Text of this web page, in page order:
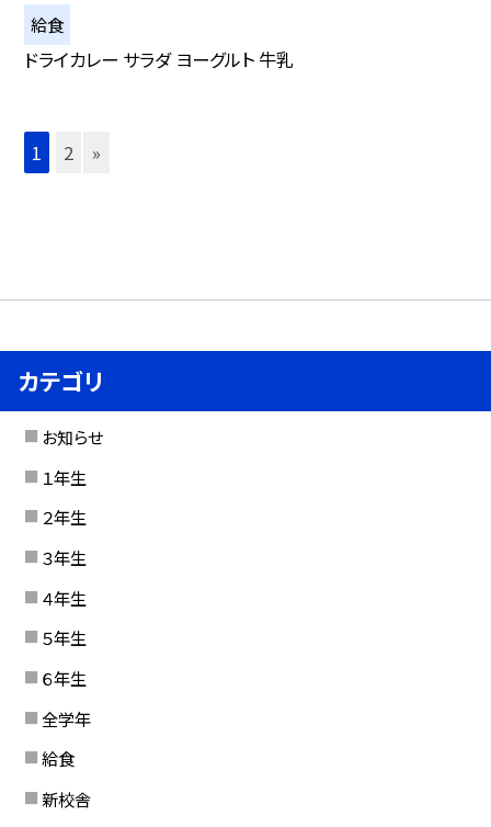
給食
ドライカレー サラダ ヨーグルト 牛乳
1 2 »
カテゴリ
お知らせ
１年生
２年生
３年生
４年生
５年生
６年生
全学年
給食
新校舎